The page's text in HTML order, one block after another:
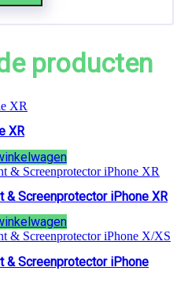
producten
XR
& Screenprotector iPhone XR
& Screenprotector iPhone